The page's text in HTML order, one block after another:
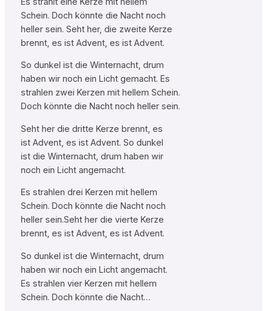
Schein. Doch könnte die Nacht noch
heller sein. Seht her, die zweite Kerze
brennt, es ist Advent, es ist Advent.
So dunkel ist die Winternacht, drum
haben wir noch ein Licht gemacht. Es
strahlen zwei Kerzen mit hellem Schein.
Doch könnte die Nacht noch heller sein.
Seht her die dritte Kerze brennt, es
ist Advent, es ist Advent. So dunkel
ist die Winternacht, drum haben wir
noch ein Licht angemacht.
Es strahlen drei Kerzen mit hellem
Schein. Doch könnte die Nacht noch
heller sein.Seht her die vierte Kerze
brennt, es ist Advent, es ist Advent.
So dunkel ist die Winternacht, drum
haben wir noch ein Licht angemacht.
Es strahlen vier Kerzen mit hellem
Schein. Doch könnte die Nacht…